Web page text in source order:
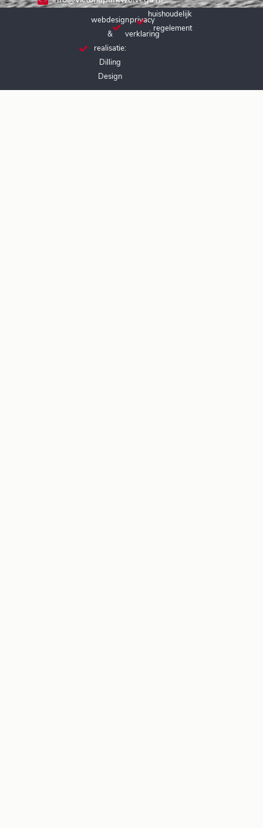
webdesign
&
realisatie:
Dilling
Design
privacy
verklaring
huishoudelijk
regelement